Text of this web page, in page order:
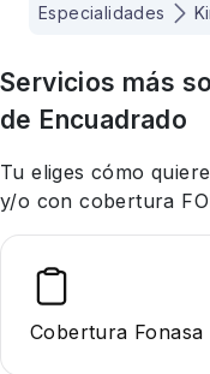
Especialidades
Servicios más
de Encuadrado
Tu eliges cómo
y/o con cobertura
Cobertura Fonasa